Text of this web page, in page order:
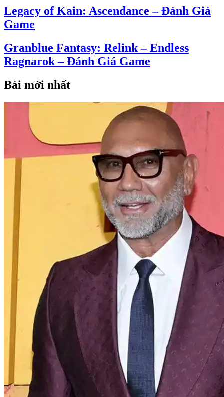
Legacy of Kain: Ascendance – Đánh Giá
Game
Granblue Fantasy: Relink – Endless
Ragnarok – Đánh Giá Game
Bài mới nhất